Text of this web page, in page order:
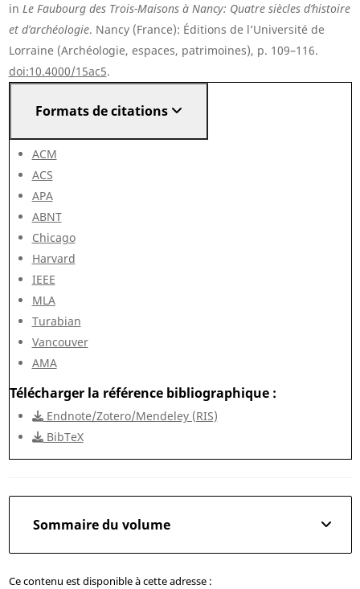
in Le Faubourg des Trois-Maisons à Nancy: Quatre siècles d’histoire
et d’archéologie. Nancy (France): Éditions de l’Université de
Lorraine (Archéologie, espaces, patrimoines), p. 109–116.
doi:10.4000/15ac5.
Formats de citations
ACM
ACS
APA
ABNT
Chicago
Harvard
IEEE
MLA
Turabian
Vancouver
AMA
Télécharger la référence bibliographique
Endnote/Zotero/Mendeley (RIS)
BibTeX
Sommaire du volume
Ce contenu est disponible à cette adresse :